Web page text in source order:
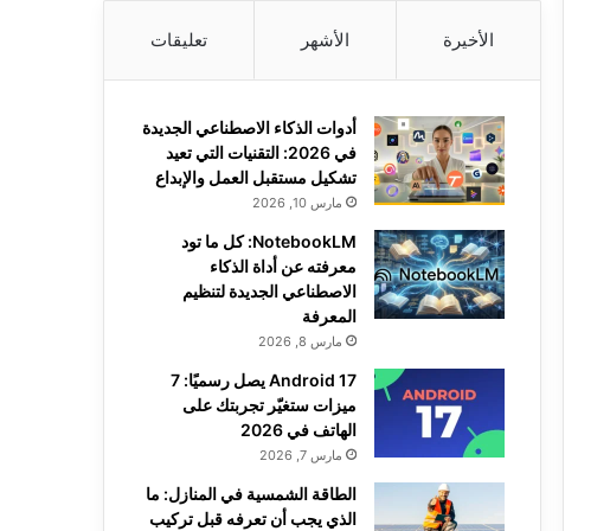
الأخيرة الأشهر تعليقات
أدوات الذكاء الاصطناعي الجديدة
في 2026: التقنيات التي تعيد
تشكيل مستقبل العمل والإبداع
مارس 10, 2026
NotebookLM: كل ما تود
معرفته عن أداة الذكاء
الاصطناعي الجديدة لتنظيم
المعرفة
مارس 8, 2026
Android 17 يصل رسميًا: 7
ميزات ستغيّر تجربتك على
الهاتف في 2026
مارس 7, 2026
الطاقة الشمسية في المنازل: ما
الذي يجب أن تعرفه قبل تركيب